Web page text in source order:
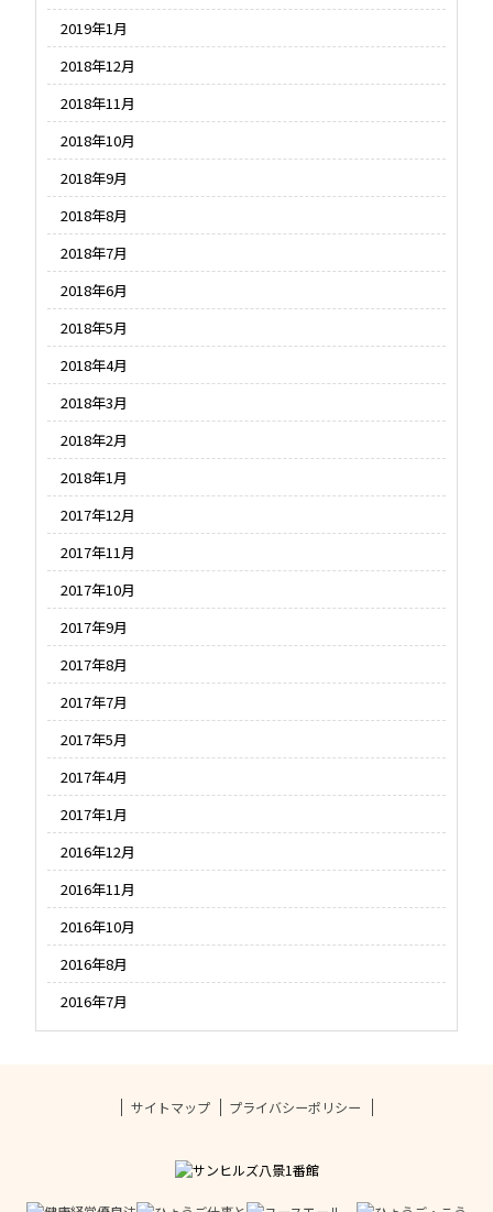
2019年1月
2018年12月
2018年11月
2018年10月
2018年9月
2018年8月
2018年7月
2018年6月
2018年5月
2018年4月
2018年3月
2018年2月
2018年1月
2017年12月
2017年11月
2017年10月
2017年9月
2017年8月
2017年7月
2017年5月
2017年4月
2017年1月
2016年12月
2016年11月
2016年10月
2016年8月
2016年7月
サイトマップ プライバシーポリシー